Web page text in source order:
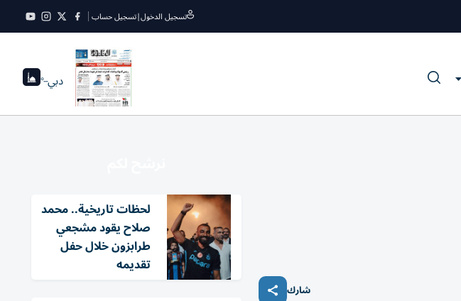
تسجيل الدخول|تسجيل حساب
دبي--°
شارك
لحظات تاريخية.. محمد
صلاح يقود مشجعي
طرابزون خلال حفل
تقديمه